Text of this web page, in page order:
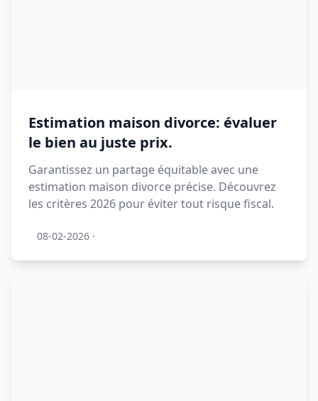
Estimation maison divorce: évaluer
le bien au juste prix.
Garantissez un partage équitable avec une
estimation maison divorce précise. Découvrez
les critères 2026 pour éviter tout risque fiscal.
08-02-2026 ·